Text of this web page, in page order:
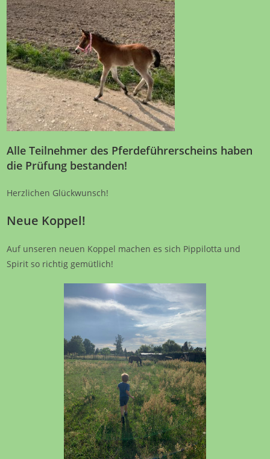
Alle Teilnehmer des Pferdeführerscheins haben
die Prüfung bestanden!
Herzlichen Glückwunsch!
Neue Koppel!
Auf unseren neuen Koppel machen es sich Pippilotta und
Spirit so richtig gemütlich!